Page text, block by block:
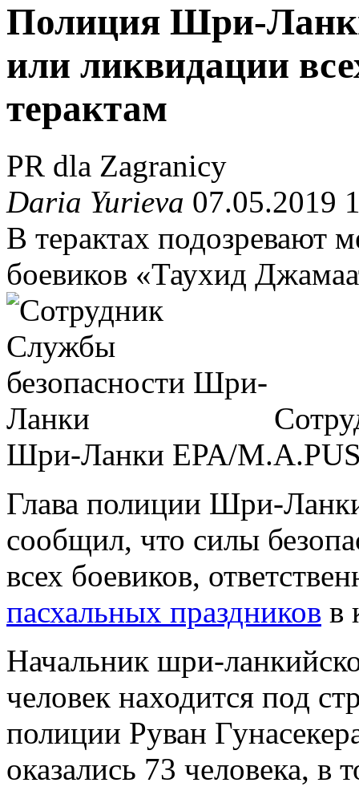
Полиция Шри-
или ликвидации
терактам
PR dla Zagranicy
Daria Yurieva 07.05.2019
В терактах подозревают
боевиков «Таухид
Шри-Ланки EPA/
Глава полиции Шри-
сообщил, что силы
всех боевиков,
пасхальных праздников в
Начальник шри-
человек находится под
полиции Руван
оказались 73 человека,